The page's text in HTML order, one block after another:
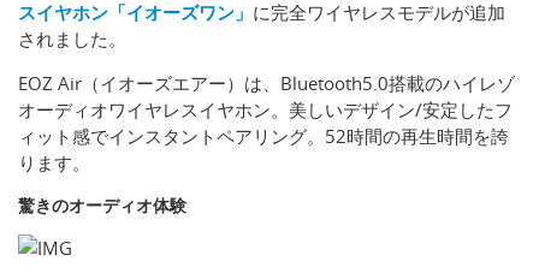
スイヤホン「イオーズワン」 に完全ワイヤレスモデルが追加
されました。
EOZ Air（イオーズエアー）は、Bluetooth5.0搭載のハイレゾ
オーディオワイヤレスイヤホン。美しいデザイン/安定したフ
ィット感でインスタントペアリング。52時間の再生時間を誇
ります。
驚きのオーディオ体験